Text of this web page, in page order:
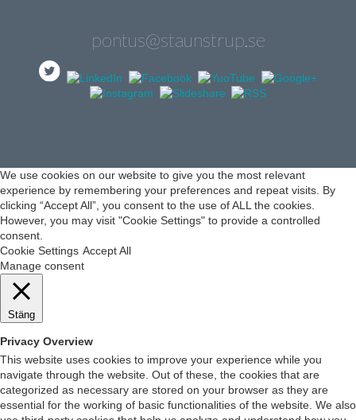
pontus@staunstrup.se
We use cookies on our website to give you the most relevant
experience by remembering your preferences and repeat visits. By
clicking “Accept All”, you consent to the use of ALL the cookies.
However, you may visit "Cookie Settings" to provide a controlled
consent.
Cookie Settings Accept All
Manage consent
Stäng
Privacy Overview
This website uses cookies to improve your experience while you
navigate through the website. Out of these, the cookies that are
categorized as necessary are stored on your browser as they are
essential for the working of basic functionalities of the website. We also